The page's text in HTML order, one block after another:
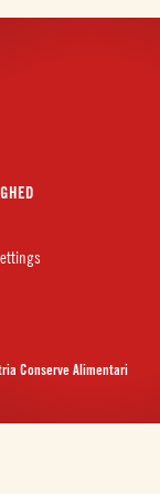
Conserve Alimentari